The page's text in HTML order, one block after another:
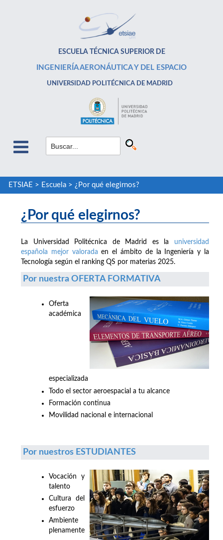
ESCUELA TÉCNICA SUPERIOR DE
INGENIERÍA AERONÁUTICA Y DEL ESPACIO
UNIVERSIDAD POLITÉCNICA DE MADRID
ETSIAE > Escuela> ¿Por qué elegirnos?
¿Por qué elegirnos?
La Universidad Politécnica de Madrid es la universidad
española mejor valorada en el ámbito de la Ingeniería y la
Tecnología según el ranking QS por materias 2025.
Por nuestra OFERTA FORMATIVA
Oferta
académica
especializada
Todo el sector aeroespacial a tu alcance
Formación continua
Movilidad nacional e internacional
Por nuestros ESTUDIANTES
Vocación y
talento
Cultura del
esfuerzo
Ambiente
plenamente